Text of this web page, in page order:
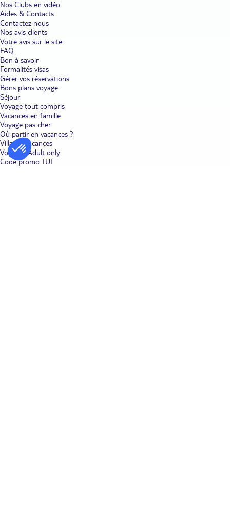
Nos Clubs en vidéo
Aides & Contacts
Contactez nous
Nos avis clients
Votre avis sur le site
FAQ
Bon à savoir
Formalités visas
Gérer vos réservations
Bons plans voyage
Séjour
Voyage tout compris
Vacances en famille
Voyage pas cher
Où partir en vacances ?
Villages vacances
Voyages Adult only
Code promo TUI